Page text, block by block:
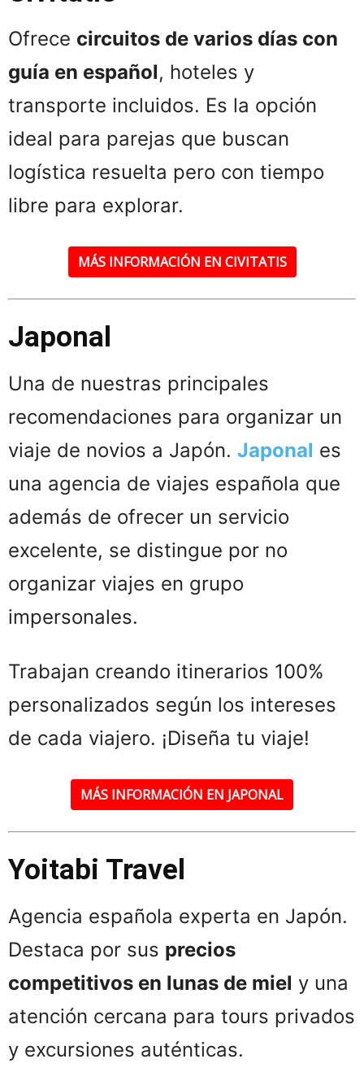
Ofrece circuitos de varios días con
guía en español, hoteles y
transporte incluidos. Es la opción
ideal para parejas que buscan
logística resuelta pero con tiempo
libre para explorar.
MÁS INFORMACIÓN EN CIVITATIS
Japonal
Una de nuestras principales
recomendaciones para organizar un
viaje de novios a Japón. Japonal es
una agencia de viajes española que
además de ofrecer un servicio
excelente, se distingue por no
organizar viajes en grupo
impersonales.
Trabajan creando itinerarios 100%
personalizados según los intereses
de cada viajero. ¡Diseña tu viaje!
MÁS INFORMACIÓN EN JAPONAL
Yoitabi Travel
Agencia española experta en Japón.
Destaca por sus precios
competitivos en lunas de miel y una
atención cercana para tours privados
y excursiones auténticas.